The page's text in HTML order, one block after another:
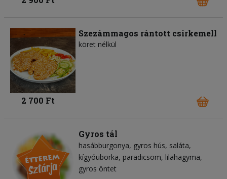
Szezámmagos rántott csirkemell
köret nélkül
2 700 Ft
Gyros tál
hasábburgonya gyros hús saláta
kígyóuborka paradicsom lilahagyma
gyros öntet